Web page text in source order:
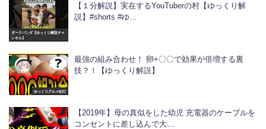
ダークパンダ【ゆっくり解説チャ
ンネル】
【１分解説】実在するYouTuberの村【ゆっくり解
説】#shorts #ゆ…
ゆっくりグルメ紀行
最強の組み合わせ！ 卵+〇〇で効果が倍増する裏
技？！【ゆっくり解説】
【2019年】母の真似をした幼児 充電器のケーブルを
コンセントに差し込んで大…